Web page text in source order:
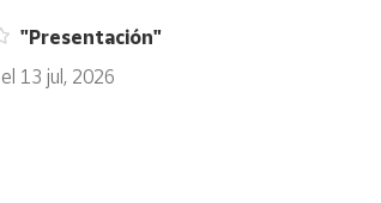
"Presentación"
13 jul, 2026